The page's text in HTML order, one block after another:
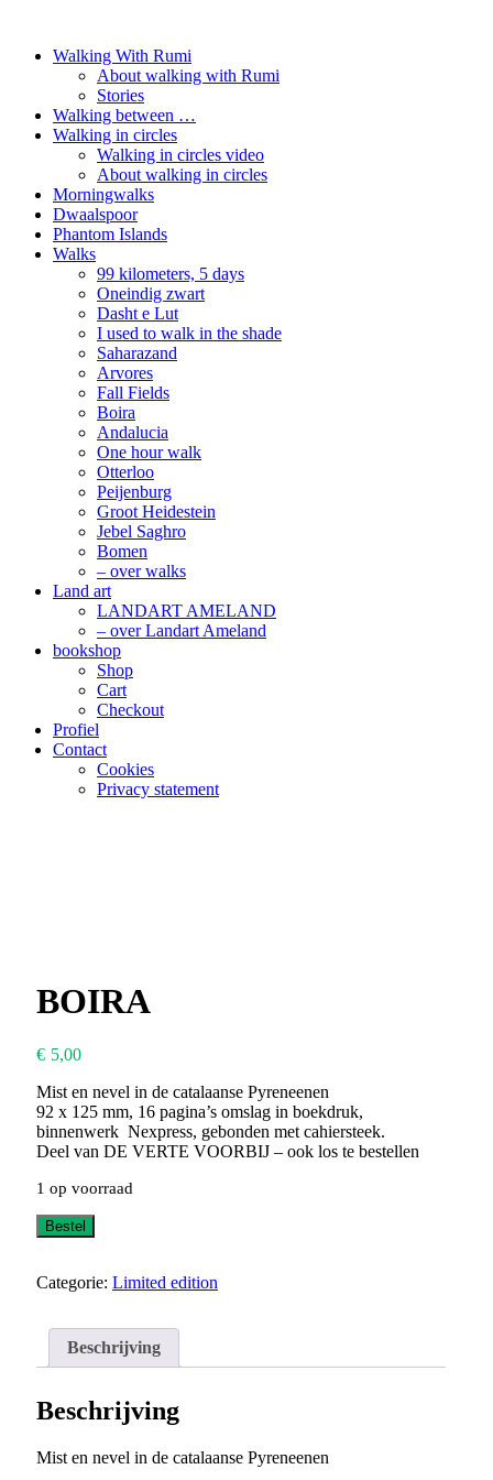
Walking With Rumi
About walking with Rumi
Stories
Walking between …
Walking in circles
Walking in circles video
About walking in circles
Morningwalks
Dwaalspoor
Phantom Islands
Walks
99 kilometers, 5 days
Oneindig zwart
Dasht e Lut
I used to walk in the shade
Saharazand
Arvores
Fall Fields
Boira
Andalucia
One hour walk
Otterloo
Peijenburg
Groot Heidestein
Jebel Saghro
Bomen
– over walks
Land art
LANDART AMELAND
– over Landart Ameland
bookshop
Shop
Cart
Checkout
Profiel
Contact
Cookies
Privacy statement
BOIRA
€ 5,00
Mist en nevel in de catalaanse Pyreneenen
92 x 125 mm, 16 pagina’s omslag in boekdruk,
binnenwerk Nexpress, gebonden met cahiersteek.
Deel van DE VERTE VOORBIJ – ook los te bestellen
1 op voorraad
BOIRA
aantal
Bestel
Categorie: Limited edition
Beschrijving
Beschrijving
Mist en nevel in de catalaanse Pyreneenen